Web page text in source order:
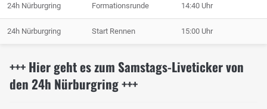
24h Nürburgring Formationsrunde 14:40 Uhr
24h Nürburgring Start Rennen 15:00 Uhr
+++ Hier geht es zum Samstags-Liveticker von
den 24h Nürburgring +++